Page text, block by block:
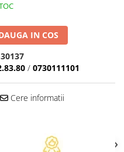
IN COS
30137
/ 0730111101
Cere informatii